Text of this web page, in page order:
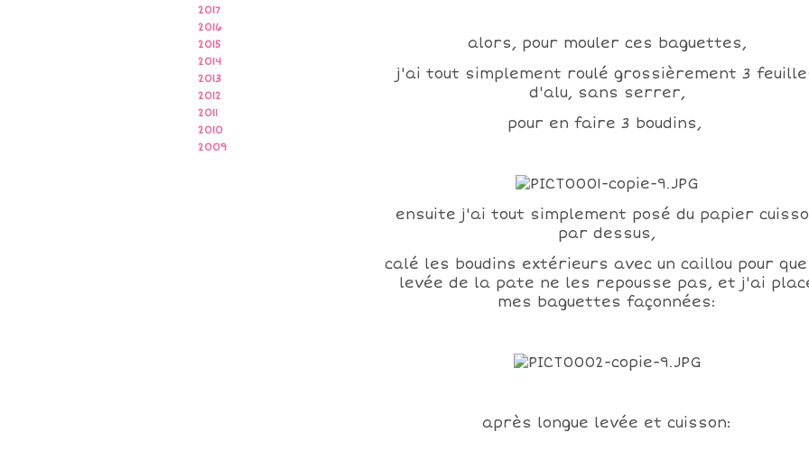
2017
2016
2015
2014
2013
2012
2011
2010
2009
alors, pour mouler ces baguettes,
j'ai tout simplement roulé grossièrement 3
d'alu, sans serrer,
pour en faire 3 boudins,
ensuite j'ai tout simplement posé du papier
par dessus,
calé les boudins extérieurs avec un caillou pour
levée de la pate ne les repousse pas, et j'ai
mes baguettes façonnées:
après longue levée et cuisson: